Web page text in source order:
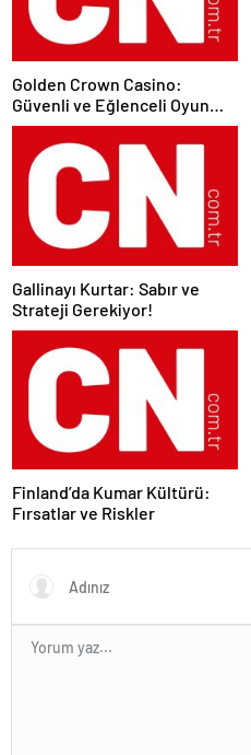
Golden Crown Casino:
Güvenli ve Eğlenceli Oyun
Deneyimi
Gallinayı Kurtar: Sabır ve
Strateji Gerekiyor!
Finland’da Kumar Kültürü:
Fırsatlar ve Riskler